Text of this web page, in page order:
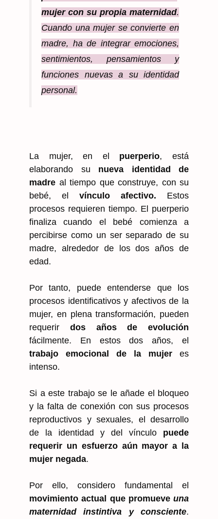
mujer con su propia maternidad.
Cuando una mujer se convierte en
madre, ha de integrar emociones,
sentimientos, pensamientos y
funciones nuevas a su identidad
personal.
La mujer, en el puerperio, está
elaborando su nueva identidad de
madre al tiempo que construye, con su
bebé, el vínculo afectivo. Estos
procesos requieren tiempo. El puerperio
finaliza cuando el bebé comienza a
percibirse como un ser separado de su
madre, alrededor de los dos años de
edad.
Por tanto, puede entenderse que los
procesos identificativos y afectivos de la
mujer, en plena transformación, pueden
requerir dos años de evolución
fácilmente. En estos dos años, el
trabajo emocional de la mujer es
intenso.
Si a este trabajo se le añade el bloqueo
y la falta de conexión con sus procesos
reproductivos y sexuales, el desarrollo
de la identidad y del vínculo puede
requerir un esfuerzo aún mayor a la
mujer negada.
Por ello, considero fundamental el
movimiento actual que promueve una
maternidad instintiva y consciente.